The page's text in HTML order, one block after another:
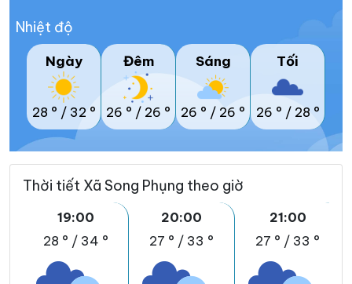
Nhiệt độ
Ngày
28 ° / 32 °
Đêm
26 ° / 26 °
Sáng
26 ° / 26 °
Tối
26 ° / 28 °
Thời tiết Xã Song Phụng theo giờ
19:00
28 ° / 34 °
20:00
27 ° / 33 °
21:00
27 ° / 33 °